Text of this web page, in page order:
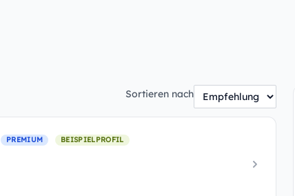
Sortieren nach
PREMIUM BEISPIELPROFIL